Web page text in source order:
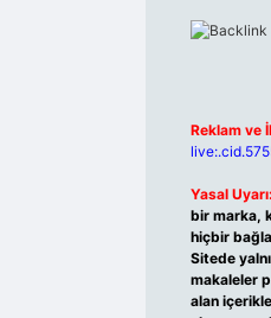
Reklam ve
Yasal Uyarı:
bir marka,
hiçbir
Sitede
makaleler
alan